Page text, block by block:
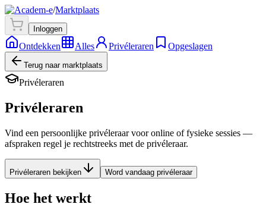
/Marktplaats
Inloggen
Ontdekken Alles Privéleraren Opgeslagen
Terug naar marktplaats
Privéleraren
Privéleraren
Vind een persoonlijke privéleraar voor online of fysieke sessies —
afspraken regel je rechtstreeks met de privéleraar.
Privéleraren bekijken Word vandaag privéleraar
Hoe het werkt